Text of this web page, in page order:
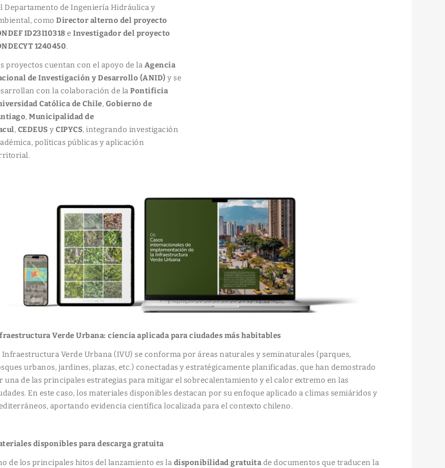
Departamento de Ingeniería Hidráulica y
comoDirector alterno del proyecto
ID23I10318 eInvestigador del proyecto
1240450.
proyectos cuentan con el apoyo de la Agencia
de Investigación y Desarrollo (ANID) y se
con la colaboración de laPontificia
Católica de Chile, Gobierno de
,Municipalidad de
, CEDEUS yCIPYCS, integrando investigación
políticas públicas y aplicación
Verde Urbana: ciencia aplicada para ciudades más habitables
Infraestructura Verde Urbana (IVU) se conforma por áreas naturales y seminaturales (parques,
urbanos, jardines, plazas, etc.) conectadas y estratégicamente planificadas, que han demostrado
una de las principales estrategias para mitigar el sobrecalentamiento y el calor extremo en las
En este caso, los materiales disponibles destacan por su enfoque aplicado a climas semiáridos y
aportando evidencia científica localizada para el contexto chileno.
disponibles para descarga gratuita
de los principales hitos del lanzamiento es la disponibilidad gratuitade documentos que traducen la